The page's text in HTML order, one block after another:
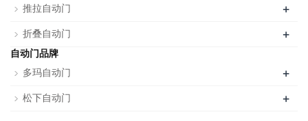
推拉自动门 +
折叠自动门 +
自动门品牌
多玛自动门
+
松下自动门 +